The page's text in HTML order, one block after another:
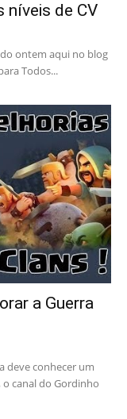
níveis de CV
ontem aqui no blog
Todos...
a Guerra
deve conhecer um
canal do Gordinho